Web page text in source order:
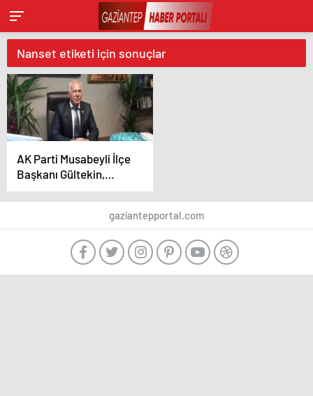
Nanset etiketi için sonuçlar
AK Parti Musabeyli İlçe
Başkanı Gültekin,
görevinden istifa
ettiğini açıkladı
gaziantepportal.com